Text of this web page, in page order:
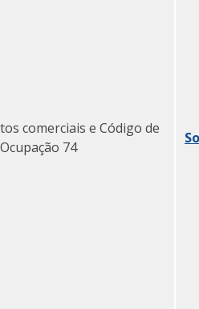
comerciais e Código de
74